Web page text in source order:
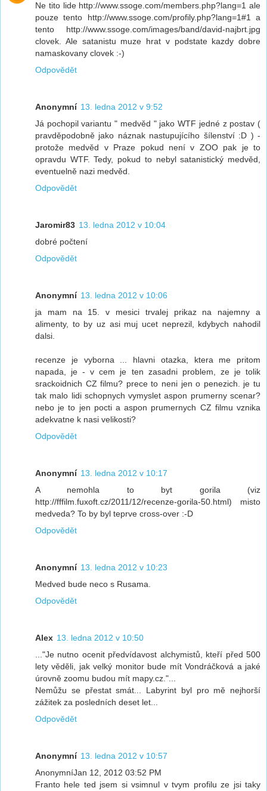
Ne tito lide http://www.ssoge.com/members.php?lang=1 ale
pouze tento http://www.ssoge.com/profily.php?lang=1#1 a
tento http://www.ssoge.com/images/band/david-najbrt.jpg
clovek. Ale satanistu muze hrat v podstate kazdy dobre
namaskovany clovek :-)
Odpovědět
Anonymní 13. ledna 2012 v 9:52
Já pochopil variantu " medvěd " jako WTF jedné z postav (
pravděpodobně jako náznak nastupujícího šílenství :D ) -
protože medvěd v Praze pokud není v ZOO pak je to
opravdu WTF. Tedy, pokud to nebyl satanistický medvěd,
eventuelně nazi medvěd.
Odpovědět
Jaromir83 13. ledna 2012 v 10:04
dobré počtení
Odpovědět
Anonymní 13. ledna 2012 v 10:06
ja mam na 15. v mesici trvalej prikaz na najemny a
alimenty, to by uz asi muj ucet neprezil, kdybych nahodil
dalsi.
recenze je vyborna ... hlavni otazka, ktera me pritom
napada, je - v cem je ten zasadni problem, ze je tolik
srackoidnich CZ filmu? prece to neni jen o penezich. je tu
tak malo lidi schopnych vymyslet aspon prumerny scenar?
nebo je to jen pocti a aspon prumernych CZ filmu vznika
adekvatne k nasi velikosti?
Odpovědět
Anonymní 13. ledna 2012 v 10:17
A nemohla to byt gorila (viz
http://fffilm.fuxoft.cz/2011/12/recenze-gorila-50.html) misto
medveda? To by byl teprve cross-over :-D
Odpovědět
Anonymní 13. ledna 2012 v 10:23
Medved bude neco s Rusama.
Odpovědět
Alex 13. ledna 2012 v 10:50
..."Je nutno ocenit předvídavost alchymistů, kteří před 500
lety věděli, jak velký monitor bude mít Vondráčková a jaké
úrovně zoomu budou mít mapy.cz."...
Nemůžu se přestat smát... Labyrint byl pro mě nejhorší
zážitek za posledních deset let...
Odpovědět
Anonymní 13. ledna 2012 v 10:57
AnonymníJan 12, 2012 03:52 PM
Franto hele ted jsem si vsimnul v tvym profilu ze jsi taky